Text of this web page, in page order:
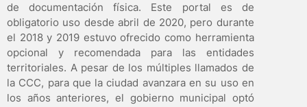
de documentación física. Este portal es de
obligatorio uso desde abril de 2020, pero durante
el 2018 y 2019 estuvo ofrecido como herramienta
opcional y recomendada para las entidades
territoriales. A pesar de los múltiples llamados de
la CCC, para que la ciudad avanzara en su uso en
los años anteriores, el gobierno municipal optó